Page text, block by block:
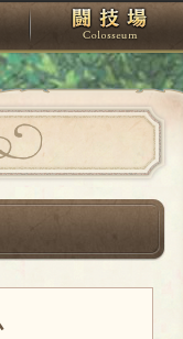
ショップ